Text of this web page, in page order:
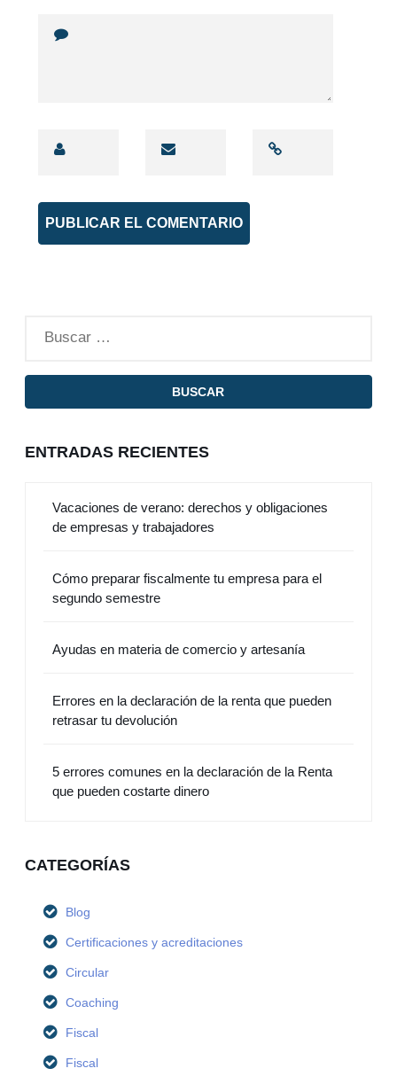
ENTRADAS RECIENTES
Vacaciones de verano: derechos y obligaciones
de empresas y trabajadores
Cómo preparar fiscalmente tu empresa para el
segundo semestre
Ayudas en materia de comercio y artesanía
Errores en la declaración de la renta que pueden
retrasar tu devolución
5 errores comunes en la declaración de la Renta
que pueden costarte dinero
CATEGORÍAS
Blog
Certificaciones y acreditaciones
Circular
Coaching
Fiscal
Fiscal